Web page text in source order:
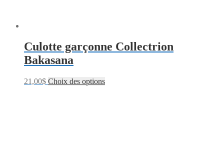
Culotte garçonne Collectrion
Bakasana
21,00$ Choix des options